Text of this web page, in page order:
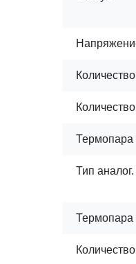
Термопара
Тип
Термопара